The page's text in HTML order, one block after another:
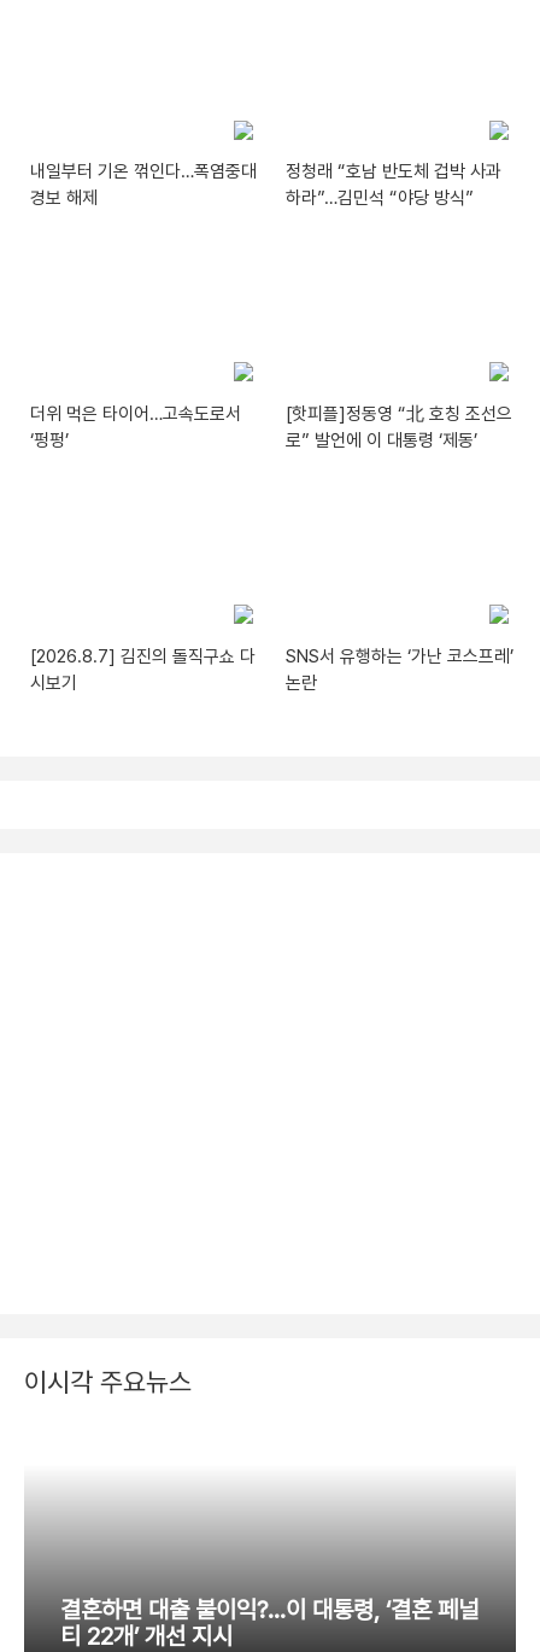
내일부터 기온 꺾인다…폭염중대
경보 해제
정청래 “호남 반도체 겁박 사과
하라”…김민석 “야당 방식”
더위 먹은 타이어…고속도로서
‘펑펑’
[핫피플]정동영 “北 호칭 조선으
로” 발언에 이 대통령 ‘제동’
[2026.8.7] 김진의 돌직구쇼 다
시보기
SNS서 유행하는 ‘가난 코스프레’
논란
이시각 주요뉴스
결혼하면 대출 불이익?…이 대통령, ‘결혼 페널
티 22개’ 개선 지시